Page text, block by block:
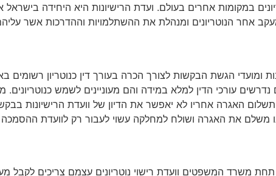
במקומות אחרים בעולם. ועדת הרישיונות היא היחידה
אחר הנוטריונים ומנהלת את ההשתלמויות וההדרכות אשר
ומועדי הגשת הבקשות לצורך הכרה בעורך דין כנוטריון רשומים
עורכי הדין למלא במידה והם מעוניינים לשמש
האגרה אחריו לא יאפשר את הדיון של וועדת הרישיונות
משלם את האגרה ושולח למחלקה עשוי לעבור רק לוועדת
תחת משרד המשפטים וועדת רישוי נוטריונים עצמם צריכים לקבל